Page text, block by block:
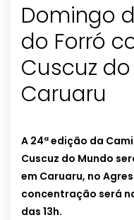
Domingo
do Forró
Cuscuz
Caruaru
A 24ª edição da
Cuscuz do Mundo
em Caruaru, no
concentração será
das 13h.